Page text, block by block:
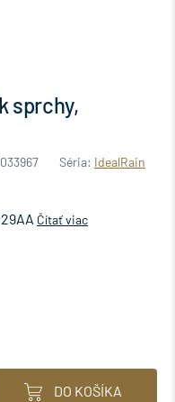
sprchy,
Séria: IdealRain
Čítať viac
DO KOŠÍKA